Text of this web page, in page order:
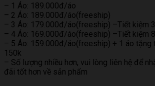
– 1 Áo: 189.000đ/áo
– 2 Áo: 189.000đ/áo(freeship)
– 3 Áo: 179.000đ/áo(freeship) –Tiết kiệm
– 4 Áo: 169.000đ/áo(freeship) –Tiết kiệm
– 5 Áo: 159.000đ/áo(freeship) + 1 áo tặng
150k
– Số lượng nhiều hơn, vui lòng liên hệ để
đãi tốt hơn về sản phẩm